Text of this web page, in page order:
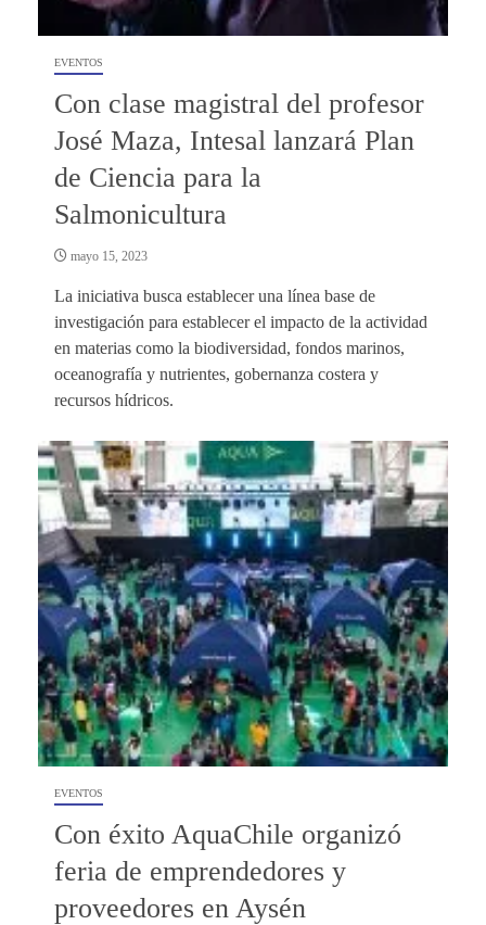
EVENTOS
Con clase magistral del profesor
José Maza, Intesal lanzará Plan
de Ciencia para la
Salmonicultura
mayo 15, 2023
La iniciativa busca establecer una línea base de
investigación para establecer el impacto de la actividad
en materias como la biodiversidad, fondos marinos,
oceanografía y nutrientes, gobernanza costera y
recursos hídricos.
EVENTOS
Con éxito AquaChile organizó
feria de emprendedores y
proveedores en Aysén